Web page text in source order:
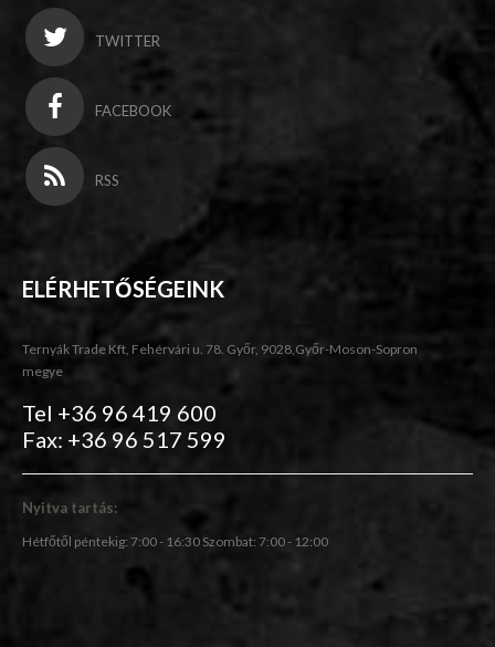
TWITTER
FACEBOOK
RSS
ELÉRHETŐSÉGEINK
Ternyák Trade Kft, Fehérvári u. 78. Győr, 9028,Győr-Moson-Sopron
megye
Tel +36 96 419 600
Fax: +36 96 517 599
Nyitva tartás:
Hétfőtől péntekig: 7:00 - 16:30 Szombat: 7:00 - 12:00